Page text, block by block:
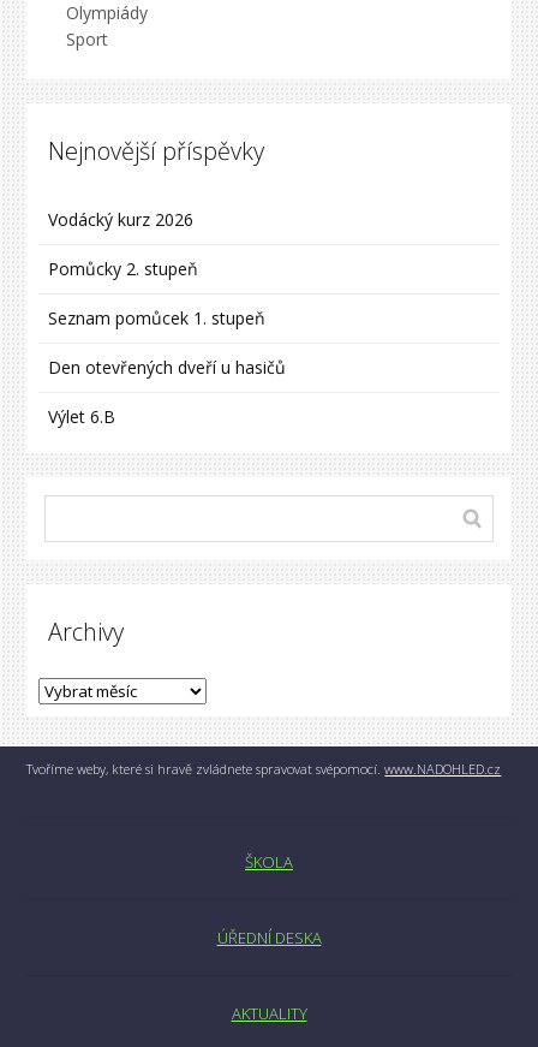
Olympiády
Sport
Nejnovější příspěvky
Vodácký kurz 2026
Pomůcky 2. stupeň
Seznam pomůcek 1. stupeň
Den otevřených dveří u hasičů
Výlet 6.B
Archivy
Tvoříme weby, které si hravě zvládnete spravovat svépomocí.www.NADOHLED.cz
ŠKOLA
ÚŘEDNÍ DESKA
AKTUALITY